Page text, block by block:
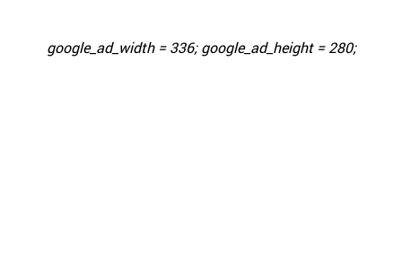
google_ad_width = 336; google_ad_height = 280;